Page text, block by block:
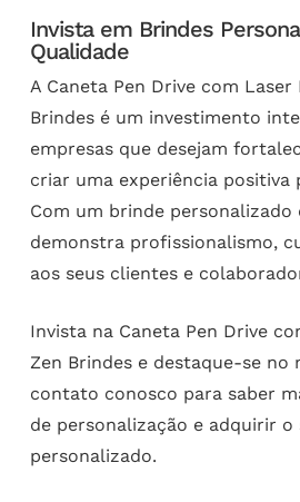
Invista em Brindes
Qualidade
A Caneta Pen Drive com Laser
Brindes é um investimento
empresas que desejam
criar uma experiência positiva
Com um brinde personalizado
demonstra profissionalismo,
aos seus clientes e
Invista na Caneta Pen Drive
Zen Brindes e destaque-se no
contato conosco para saber
de personalização e adquirir o
personalizado.